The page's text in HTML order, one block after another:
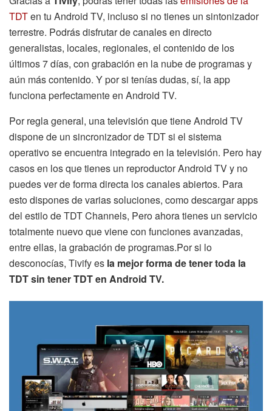
TDTen tu Android TV, incluso si no tienes un sintonizador
terrestre. Podrás disfrutar de canales en directo
generalistas, locales, regionales, el contenido de los
últimos 7 días, con grabación en la nube de programas y
aún más contenido. Y por si tenías dudas, sí, la app
funciona perfectamente en Android TV.
Por regla general, una televisión que tiene Android TV
dispone de un sincronizador de TDT si el sistema
operativo se encuentra integrado en la televisión. Pero hay
casos en los que tienes un reproductor Android TV y no
puedes ver de forma directa los canales abiertos. Para
esto dispones de varias soluciones, como descargar apps
del estilo de TDT Channels, Pero ahora tienes un servicio
totalmente nuevo que viene con funciones avanzadas,
entre ellas, la grabación de programas.Por si lo
desconocías, Tivify es la mejor forma de tener toda la
TDT sin tener TDT en Android TV.